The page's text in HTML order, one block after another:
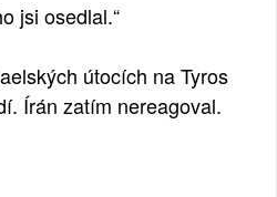
jsi osedlal.“
útocích na Tyros
Írán zatím nereagoval.